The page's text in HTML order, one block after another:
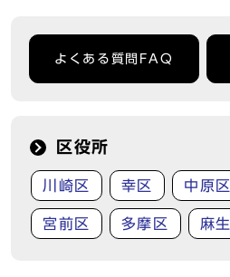
よくある質問FAQ
区役所
川崎区 幸区 中原区
宮前区 多摩区 麻